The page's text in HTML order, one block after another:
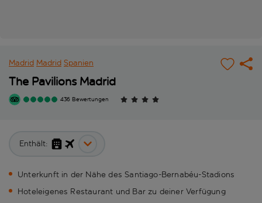
Madrid Madrid Spanien
The Pavilions Madrid
436 Bewertungen
Enthält:
Unterkunft in der Nähe des Santiago-Bernabéu-Stadions
Hoteleigenes Restaurant und Bar zu deiner Verfügung